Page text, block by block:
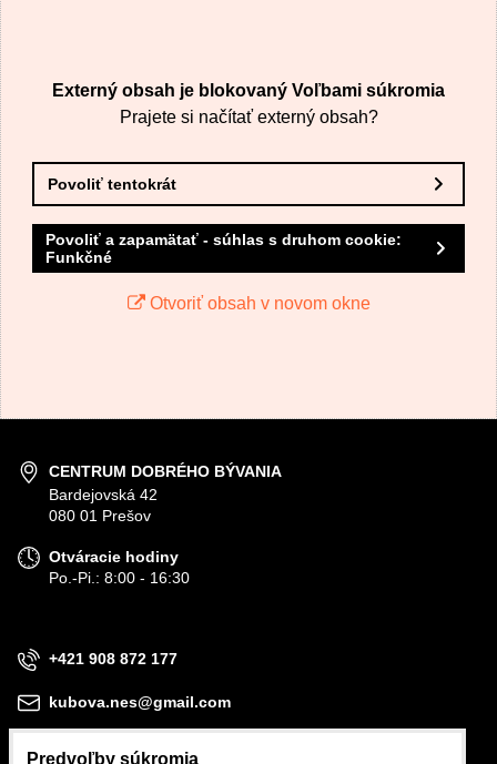
Externý obsah je blokovaný Voľbami súkromia
Prajete si načítať externý obsah?
Povoliť tentokrát
Povoliť a zapamätať - súhlas s druhom cookie:
Funkčné
Otvoriť obsah v novom okne
CENTRUM DOBRÉHO BÝVANIA
Bardejovská 42
080 01 Prešov
Otváracie hodiny
Po.-Pi.: 8:00 - 16:30
+421 908 872 177
kubova.nes@gmail.com
Predvoľby súkromia